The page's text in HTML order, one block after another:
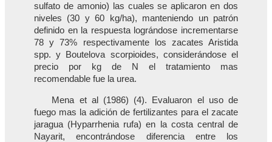
sulfato de amonio) las cuales se aplicaron en dos
niveles (30 y 60 kg/ha), manteniendo un patrón
definido en la respuesta lográndose incrementarse
78 y 73% respectivamente los zacates Aristida
spp. y Boutelova scorpioides, considerándose el
precio por kg de N el tratamiento mas
recomendable fue la urea.
Mena et al (1986) (4). Evaluaron el uso de
fuego mas la adición de fertilizantes para el zacate
jaragua (Hyparrhenia rufa) en la costa central de
Nayarit, encontrándose diferencia entre los